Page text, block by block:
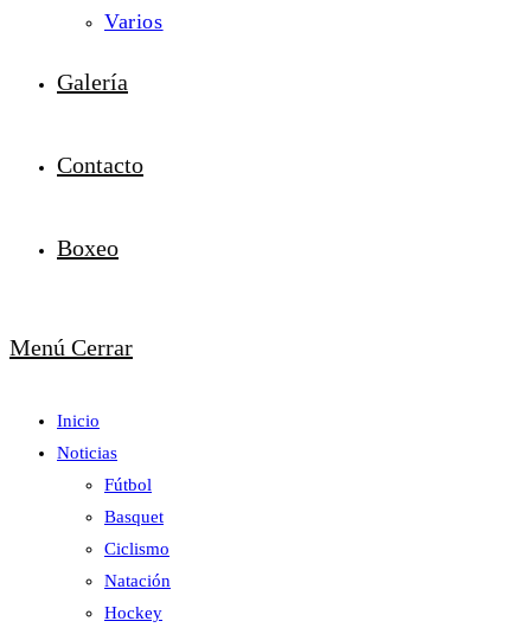
Varios
Galería
Contacto
Boxeo
Menú Cerrar
Inicio
Noticias
Fútbol
Basquet
Ciclismo
Natación
Hockey